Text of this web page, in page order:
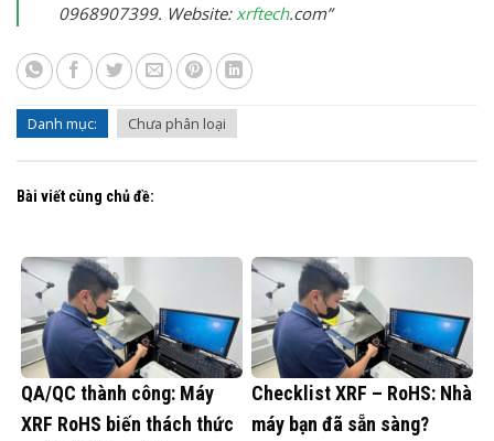
0968907399. Website:xrftech.com”
Danh mục: Chưa phân loại
Bài viết cùng chủ đề:
QA/QC thành công: Máy
XRF RoHS biến thách thức
Checklist XRF – RoHS: Nhà
máy bạn đã sẵn sàng?